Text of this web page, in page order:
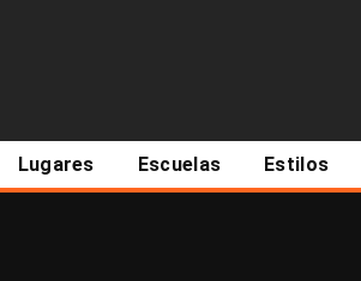
Lugares Escuelas Estilos